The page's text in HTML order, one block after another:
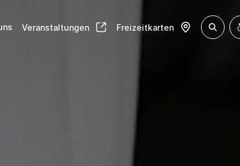
Veranstaltungen Freizeitkarten